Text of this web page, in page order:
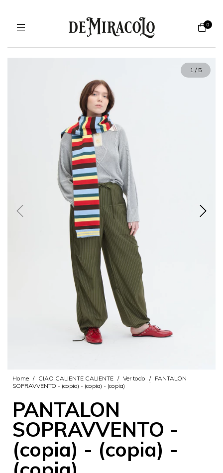
0
1 / 5
Home / CIAO CALIENTE CALIENTE / Ver todo / PANTALON
SOPRAVVENTO - (copia) - (copia) - (copia)
PANTALON
SOPRAVVENTO -
(copia) - (copia) -